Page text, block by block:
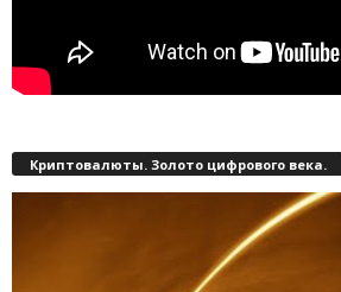
Криптовалюты. Золото цифрового века.